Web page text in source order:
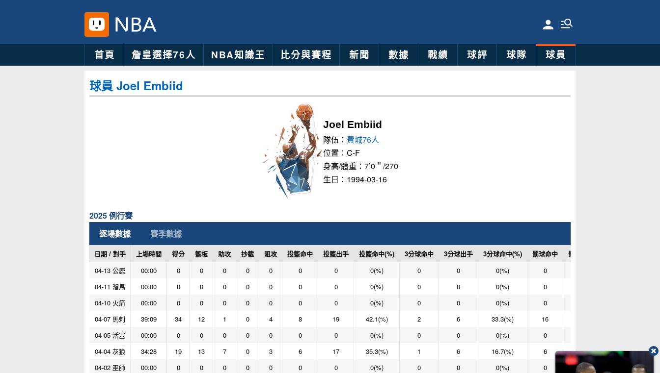
首頁 詹皇選擇76人 NBA知識王 比分與賽程 新聞 數據 戰績 球評 球隊 球員
球員 Joel Embiid
Joel Embiid
隊伍： 費城76人
位置：C-F
身高/體重：7’0＂/270
生日：1994-03-16
2025 例行賽
逐場數據
賽季數據
日期 / 對手 上場時間 得分 籃板 助攻 抄截 阻攻 投籃命中 投籃出手 投籃命中(%) 3分球命中 3分球出手 3分球命中(%) 罰球命中 罰球次數
04-13 公鹿
00:00 0 0 0 0 0 0 0 0(%) 0 0 0(%) 0
04-11 溜馬
00:00 0 0 0 0 0 0 0 0(%) 0 0 0(%) 0
04-10 火箭
00:00 0 0 0 0 0 0 0 0(%) 0 0 0(%) 0
04-07 馬刺
39:09 34 12 1 0 4 8 19 42.1(%) 2 6 33.3(%) 16
04-05 活塞
00:00 0 0 0 0 0 0 0 0(%) 0 0 0(%) 0
04-04 灰狼
34:28 19 13 7 0 3 6 17 35.3(%) 1 6 16.7(%) 6 7
85.7(%)
04-02 巫師
00:00 0 0 0 0 0 0 0 0(%) 0 0 0(%) 0 0